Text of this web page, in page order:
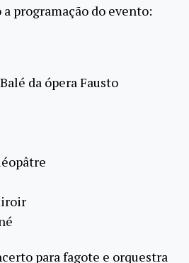
programação do evento:
da ópera Fausto
para fagote e orquestra